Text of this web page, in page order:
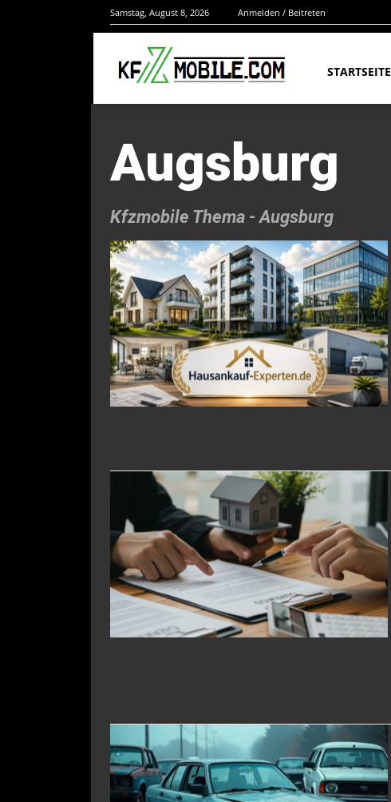
Samstag, August 8, 2026 Anmelden / Beitreten
STARTSEITE
Augsburg
Kfzmobile Thema -Augsburg